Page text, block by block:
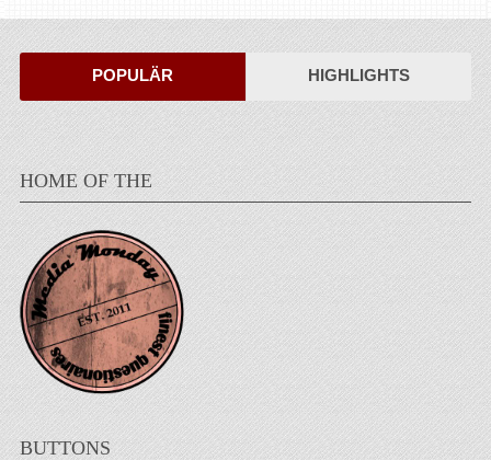
POPULÄR HIGHLIGHTS
HOME OF THE
BUTTONS